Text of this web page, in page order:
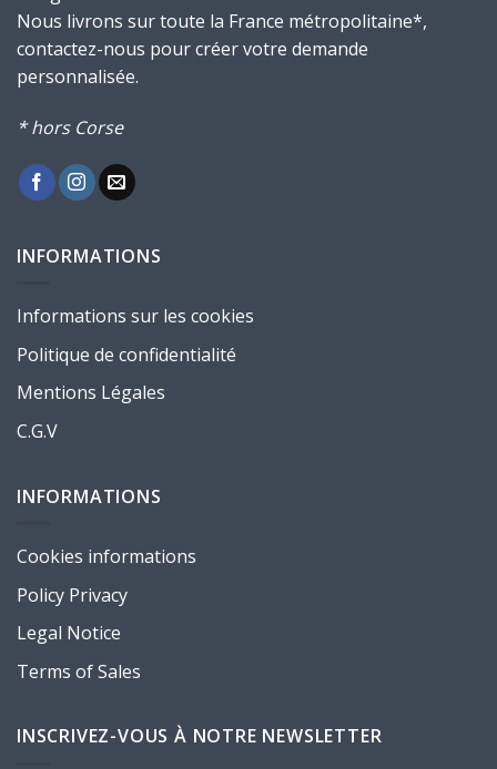
Nous livrons sur toute la France métropolitaine*,
contactez-nous pour créer votre demande
personnalisée.
* hors Corse
INFORMATIONS
Informations sur les cookies
Politique de confidentialité
Mentions Légales
C.G.V
INFORMATIONS
Cookies informations
Policy Privacy
Legal Notice
Terms of Sales
INSCRIVEZ-VOUS À NOTRE NEWSLETTER